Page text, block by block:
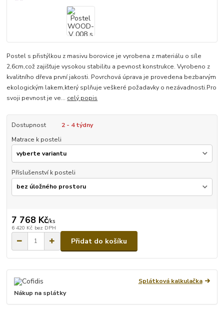
Postel s přistýlkou z masivu borovice je vyrobena z materiálu o síle
2,6cm,což zajišťuje vysokou stabilitu a pevnost konstrukce. Vyrobeno z
kvalitního dřeva první jakosti. Povrchová úprava je provedena bezbarvým
ekologickým lakem,který splňuje veškeré požadavky o nezávadnosti.Pro
svoji pevnost je ve... celý popis
Dostupnost
2 - 4 týdny
Matrace k posteli
Příslušenství k posteli
7 768 Kč/ks
6 420 Kč bez DPH
Přidat do košíku
Splátková kalkulačka
Nákup na splátky